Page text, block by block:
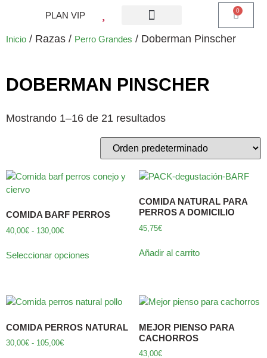
PLAN VIP 0
Inicio / Razas / Perro Grandes / Doberman Pinscher
DOBERMAN PINSCHER
Mostrando 1–16 de 21 resultados
COMIDA BARF PERROS
40,00€ - 130,00€
Seleccionar opciones
COMIDA NATURAL PARA
PERROS A DOMICILIO
45,75€
Añadir al carrito
COMIDA PERROS NATURAL
30,00€ - 105,00€
MEJOR PIENSO PARA
CACHORROS
43,00€